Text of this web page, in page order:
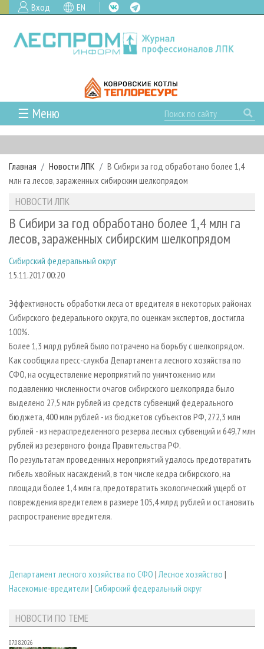
Вход EN
☰ Меню
ГЛАВНАЯ
РУБРИКИ И ТЕМЫ
РУБРИКИ ЖУРНАЛА
ЛЕСОЗАГОТОВКА
ЛЕСОПИЛЕНИЕ
СУШКА ДРЕВЕСИНЫ
ДЕРЕВЯННОЕ ДОМОСТРОЕНИЕ
ПРОИЗВОДСТВО МЕБЕЛИ
БИОЭНЕРГЕТИКА
ЦБП
ИНСТРУМЕНТ И МАТЕРИАЛЫ
НОВОСТИ
НОВОСТИ ЛПК
НОВОСТИ ЖУРНАЛА
ПРОЕКТЫ ЛПИ
АНАЛИТИКА
ПРЕДПРИЯТИЯ ЛПК
ПЕРСОНЫ
ОФИЦИАЛЬНЫЕ ДЕЛЕГАЦИИ
ПРИОРИТЕТНЫЕ ИНВЕСТПРОЕКТЫ
RUSSIAN FORESTRY REVIEW
ГАЗЕТА ЛЕСПРОМФОРУМ
БИБЛИОТЕКА СПЕЦИАЛИСТА
АРХИВ
АРХИВ ЖУРНАЛОВ
О ЖУРНАЛЕ
ПОДПИСКА
КОНТАКТЫ
РЕКЛАМОДАТЕЛЯМ
РЕКЛАМА
Главная Новости ЛПК
В Сибири за год обработано более 1,4
млн га лесов, зараженных сибирским шелкопрядом
НОВОСТИ ЛПК
В Сибири за год обработано более 1,4 млн га
лесов, зараженных сибирским шелкопрядом
Сибирский федеральный округ
15.11.2017 00:20
Эффективность обработки леса от вредителя в некоторых районах
Сибирского федерального округа, по оценкам экспертов, достигла
100%.
Более 1,3 млрд рублей было потрачено на борьбу с шелкопрядом.
Как сообщила пресс-служба Департамента лесного хозяйства по
СФО, на осуществление мероприятий по уничтожению или
подавлению численности очагов сибирского шелкопряда было
выделено 27,5 млн рублей из средств субвенций федерального
бюджета, 400 млн рублей - из бюджетов субъектов РФ, 272,3 млн
рублей - из нераспределенного резерва лесных субвенций и 649,7 млн
рублей из резервного фонда Правительства РФ.
По результатам проведенных мероприятий удалось предотвратить
гибель хвойных насаждений, в том числе кедра сибирского, на
площади более 1,4 млн га, предотвратить экологический ущерб от
повреждения вредителем в размере 105,4 млрд рублей и остановить
распространение вредителя.
Департамент лесного хозяйства по СФО |Лесное хозяйство |
Насекомые-вредители | Сибирский федеральный округ
НОВОСТИ ПО ТЕМЕ
07.08.2026